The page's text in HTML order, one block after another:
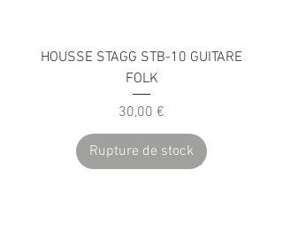
HOUSSE STAGG STB-10 GUITARE
FOLK
Prix
30,00 €
Rupture de stock